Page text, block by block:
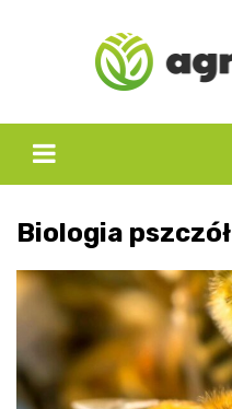
Biologia pszczół